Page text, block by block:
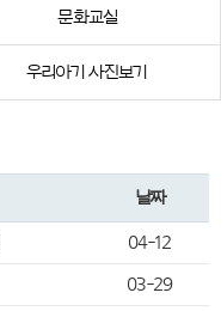
문화교실
우리아기 사진보기
날짜
04-12
03-29